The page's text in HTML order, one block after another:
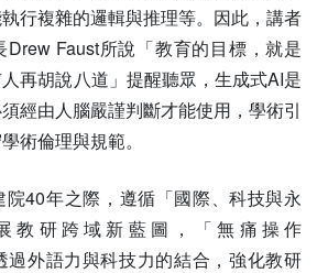
行複雜的邏輯與推理等。因此，講者
Drew Faust所說「教育的目標，就是
再胡說八道」提醒聽眾，生成式AI是
經由人腦嚴謹判斷才能使用，學術引
術倫理與規範。
40年之際，遵循「國際、科技與永
教研跨域新藍圖，「無痛操作
過外語力與科技力的結合，強化教研